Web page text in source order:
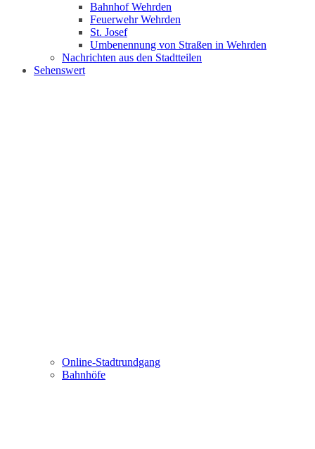
Bahnhof Wehrden
Feuerwehr Wehrden
St. Josef
Umbenennung von Straßen in Wehrden
Nachrichten aus den Stadtteilen
Sehenswert
Online-Stadtrundgang
Bahnhöfe